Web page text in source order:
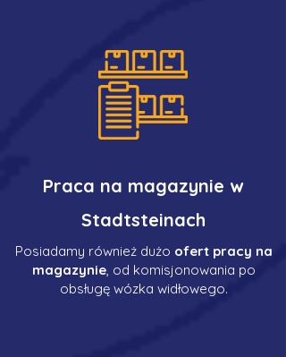
Praca na magazynie w
Stadtsteinach
Posiadamy również dużo ofert pracy na
magazynie, od komisjonowania po
obsługę wózka widłowego.